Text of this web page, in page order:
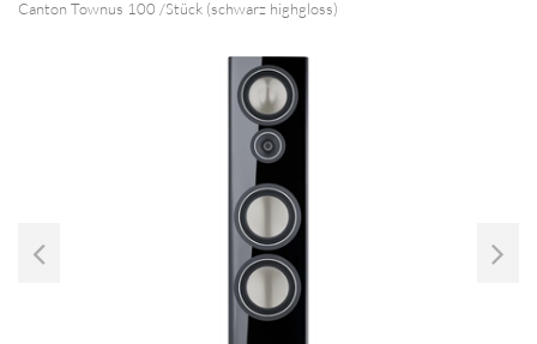
Canton Townus 100 /Stück (schwarz highgloss)